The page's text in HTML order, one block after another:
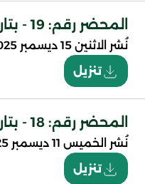
المحضر رقم: 19 - بتاريخ: 15/12/2025
نُشر الاثنين 15 ديسمبر 2025
تنزيل
المحضر رقم: 18 - بتاريخ: 11/12/2025
نُشر
الخميس 11 ديسمبر 2025
تنزيل